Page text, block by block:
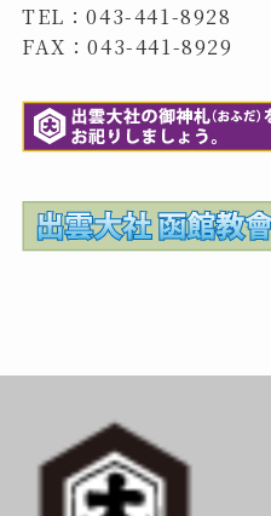
TEL：043-441-8928
FAX：043-441-8929